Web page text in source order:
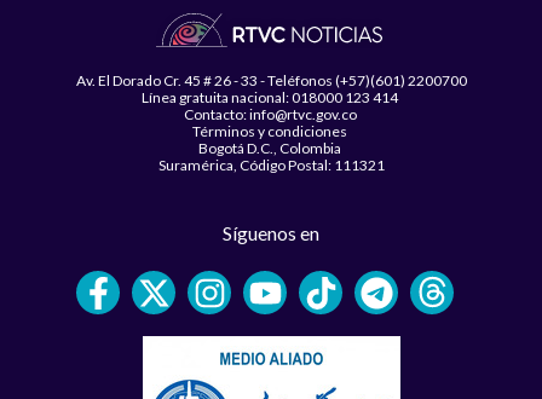
Av. El Dorado Cr. 45 # 26 - 33 - Teléfonos (+57)(601) 2200700
Línea gratuita nacional: 018000 123 414
Contacto: info@rtvc.gov.co
Términos y condiciones
Bogotá D.C., Colombia
Suramérica, Código Postal: 111321
Síguenos en